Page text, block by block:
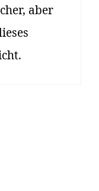
aber